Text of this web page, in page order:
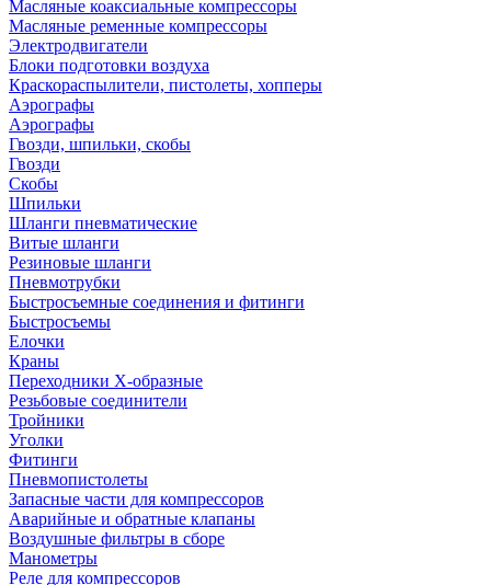
Масляные коаксиальные компрессоры
Масляные ременные компрессоры
Электродвигатели
Блоки подготовки воздуха
Краскораспылители, пистолеты, хопперы
Аэрографы
Аэрографы
Гвозди, шпильки, скобы
Гвозди
Скобы
Шпильки
Шланги пневматические
Витые шланги
Резиновые шланги
Пневмотрубки
Быстросъемные соединения и фитинги
Быстросъемы
Елочки
Краны
Переходники Х-образные
Резьбовые соединители
Тройники
Уголки
Фитинги
Пневмопистолеты
Запасные части для компрессоров
Аварийные и обратные клапаны
Воздушные фильтры в сборе
Манометры
Реле для компрессоров